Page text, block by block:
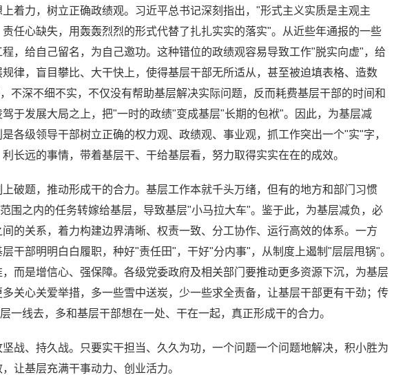
着力，树立正确政绩观。习近平总书记深刻指出，"形式主义实质是主观主
任心缺失，用轰轰烈烈的形式代替了扎扎实实的落实"。从近些年通报的一些
，给自己留名，为自己邀功。这种错位的政绩观容易导致工作"脱实向虚"，给
律，盲目攀比、大干快上，使得基层干部无所适从，甚至被迫填表格、造数
不深不细不实，不仅没有帮助基层解决实际问题，反而耗费基层干部的时间和
于发展大局之上，把"一时的政绩"变成基层"长期的包袱"。因此，为基层减
各级领导干部树立正确的权力观、政绩观、事业观，抓工作突出一个"实"字，
长远的事情，带着基层干、干给基层看，努力取得实实在在的成效。
破题，推动形成干的合力。基层工作本就千头万绪，但有的地方和部门习惯
围之内的任务转嫁给基层，导致基层"小马拉大车"。鉴于此，为基层减负，必
的关系，着力构建边界清晰、权责一致、分工协作、运行高效的体系。一方
干部明明白白履职，种好"责任田"，干好"分内事"，从制度上遏制"层层甩锅"。
而是增信心、强保障。各级党委政府及相关部门要推动更多资源下沉，为基层
关心关爱举措，多一些雪中送炭，少一些求全责备，让基层干部更有干劲；传
一线去，多和基层干部想在一处、干在一起，真正形成干的合力。
战、持久战。只要实干担当、久久为功，一个问题一个问题地解决，积小胜为
让基层充满干事动力、创业活力。